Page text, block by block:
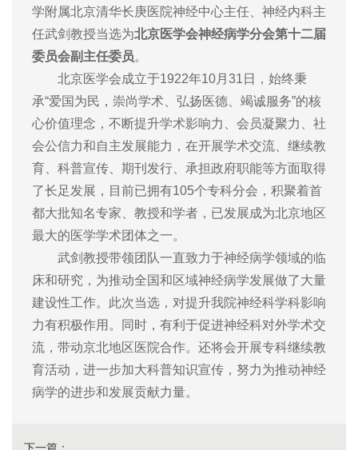
学附属北京清华长庚医院神经中心主任、神经内科主
任武剑教授当选为北京医学会神经病学分会第十二届
委员会副主任委员。
北京医学会成立于1922年10月31日，始终秉
承“爱国为民，崇尚学术、弘扬医德、竭诚服务”的核
心价值理念，不断提升学术影响力、会员凝聚力、社
会公信力和自主发展能力，在开展学术交流、继续教
育、科普宣传、期刊发行、承担政府职能等方面取得
了长足发展，目前已拥有105个专科分会，积聚着首
都大批知名专家、教授和学者，已发展成为北京地区
最大的医学学术团体之一。
武剑教授带领团队一直致力于神经病学领域的临
床和研究，为推动全国和区域神经病学发展做了大量
建设性工作。此次当选，对提升我院神经科学科影响
力有积极作用。同时，有利于促进神经科对外学术交
流，带动京北地区医院合作。还将会开展专科继续教
育活动，进一步加大科普知识宣传，努力为推动神经
病学的进步和发展贡献力量。
下一篇：